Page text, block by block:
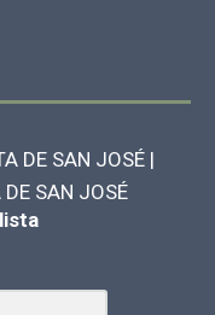
DE SAN JOSÉ |
SAN JOSÉ